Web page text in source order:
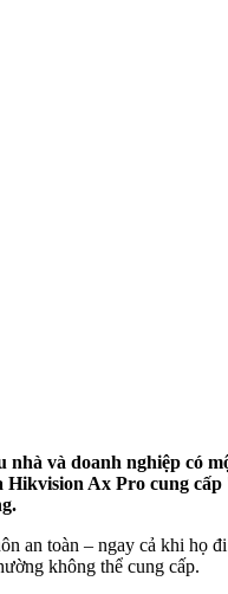
nhà và doanh nghiệp
Ax Pro cung
an toàn – ngay cả khi
không thể cung cấp.